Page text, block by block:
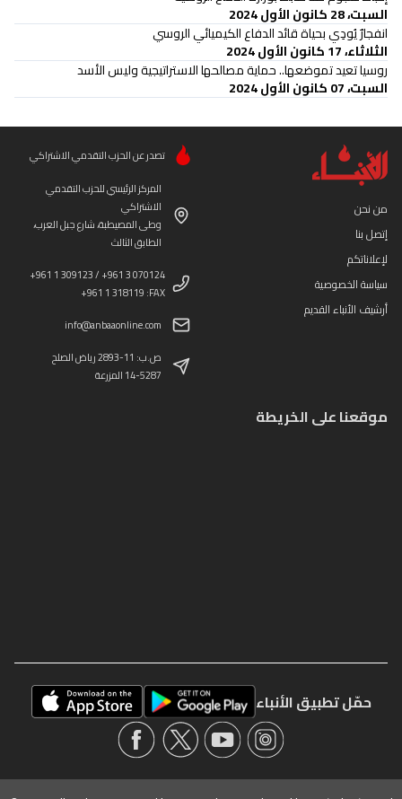
السبت، 28 كانون الأول 2024
انفجارٌ يُودِي بحياة قائد الدفاع الكيميائي الروسي
الثلاثاء، 17 كانون الأول 2024
روسيا تعيد تموضعها.. حماية مصالحها الاستراتيجية وليس الأسد
السبت، 07 كانون الأول 2024
من نحن
إتصل بنا
لإعلاناتكم
سياسة الخصوصية
أرشيف الأنباء القديم
تصدر عن الحزب التقدمي الاشتراكي
المركز الرئيسي للحزب التقدمي
الاشتراكي
وطى المصيطبة، شارع جبل العرب،
الطابق الثالث
+961 1 309123 / +961 3 070124
+961 1 318119 :FAX
info@anbaaonline.com
ص.ب: 11-2893 رياض الصلح
14-5287 المزرعة
موقعنا على الخريطة
حمّل تطبيق الأنباء